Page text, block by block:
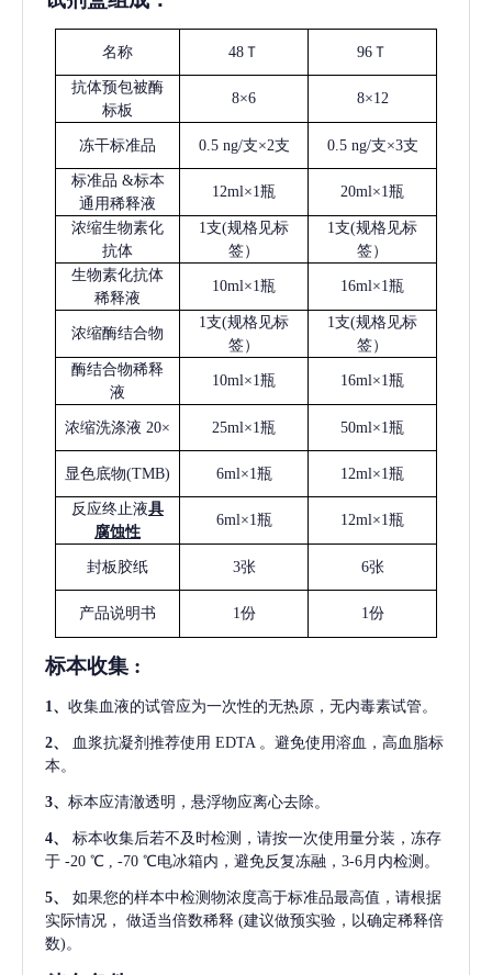
名称 48Ｔ 96Ｔ
抗体预包被酶
标板
8×6 8×12
冻干标准品 0.5 ng/支×2支 0.5 ng/支×3支
标准品 &标本
通用稀释液
12ml×1瓶 20ml×1瓶
浓缩生物素化
抗体
1支(规格见标
签）
1支(规格见标
签）
生物素化抗体
稀释液
10ml×1瓶 16ml×1瓶
浓缩酶结合物
1支(规格见标
签）
1支(规格见标
签）
酶结合物稀释
液
10ml×1瓶 16ml×1瓶
浓缩洗涤液 20× 25ml×1瓶 50ml×1瓶
显色底物(TMB) 6ml×1瓶 12ml×1瓶
反应终止液具
腐蚀性
6ml×1瓶 12ml×1瓶
封板胶纸 3张 6张
产品说明书 1份 1份
标本收集 :
1 、 收集血液的试管应为一次性的无热原，无内毒素试管。
2、 血浆抗凝剂推荐使用 EDTA 。避免使用溶血，高血脂标
本。
3、 标本应清澈透明，悬浮物应离心去除。
4、
标本收集后若不及时检测，请按一次使用量分装，冻存
于 -20 ℃ , -70 ℃电冰箱内，避免反复冻融，3-6月内检测。
5、
如果您的样本中检测物浓度高于标准品最高值，请根据
实际情况，
做适当倍数稀释 (建议做预实验，以确定稀释倍
数)。